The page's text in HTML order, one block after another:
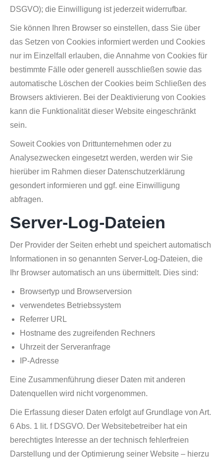
DSGVO); die Einwilligung ist jederzeit widerrufbar.
Sie können Ihren Browser so einstellen, dass Sie über
das Setzen von Cookies informiert werden und Cookies
nur im Einzelfall erlauben, die Annahme von Cookies für
bestimmte Fälle oder generell ausschließen sowie das
automatische Löschen der Cookies beim Schließen des
Browsers aktivieren. Bei der Deaktivierung von Cookies
kann die Funktionalität dieser Website eingeschränkt
sein.
Soweit Cookies von Drittunternehmen oder zu
Analysezwecken eingesetzt werden, werden wir Sie
hierüber im Rahmen dieser Datenschutzerklärung
gesondert informieren und ggf. eine Einwilligung
abfragen.
Server-Log-Dateien
Der Provider der Seiten erhebt und speichert automatisch
Informationen in so genannten Server-Log-Dateien, die
Ihr Browser automatisch an uns übermittelt. Dies sind:
Browsertyp und Browserversion
verwendetes Betriebssystem
Referrer URL
Hostname des zugreifenden Rechners
Uhrzeit der Serveranfrage
IP-Adresse
Eine Zusammenführung dieser Daten mit anderen
Datenquellen wird nicht vorgenommen.
Die Erfassung dieser Daten erfolgt auf Grundlage von Art.
6 Abs. 1 lit. f DSGVO. Der Websitebetreiber hat ein
berechtigtes Interesse an der technisch fehlerfreien
Darstellung und der Optimierung seiner Website – hierzu